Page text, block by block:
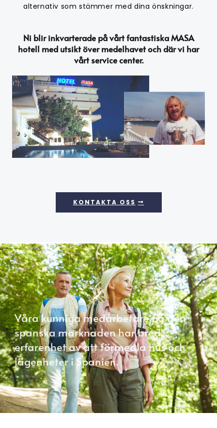
alternativ som stämmer med dina önskningar.
Ni blir inkvarterade på vårt fantastiska MASA
hotell med utsikt över medelhavet och där vi har
vårt service center.
KONTAKTA OSS
Våra kunniga medarbetare på den
spanska marknaden har bred
erfarenhet av att förmedla hus och
lägenheter i Spanien.